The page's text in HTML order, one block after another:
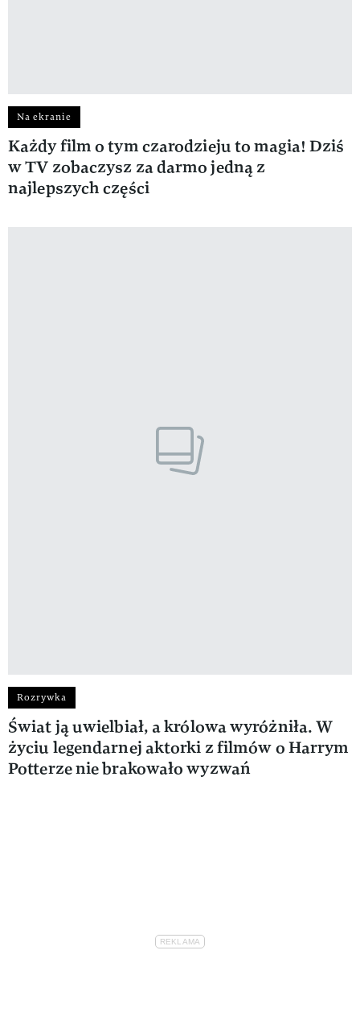
Na ekranie
Każdy film o tym czarodzieju to magia! Dziś
w TV zobaczysz za darmo jedną z
najlepszych części
Rozrywka
Świat ją uwielbiał, a królowa wyróżniła. W
życiu legendarnej aktorki z filmów o Harrym
Potterze nie brakowało wyzwań